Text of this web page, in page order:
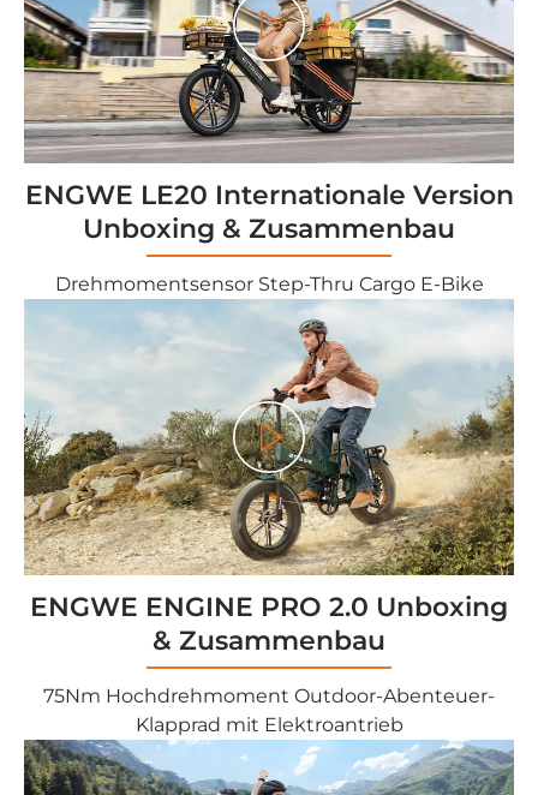
Play
ENGWE LE20 Internationale Version
Unboxing & Zusammenbau
Drehmomentsensor Step-Thru Cargo E-Bike
Play
ENGWE ENGINE PRO 2.0 Unboxing
& Zusammenbau
75Nm Hochdrehmoment Outdoor-Abenteuer-
Klapprad mit Elektroantrieb